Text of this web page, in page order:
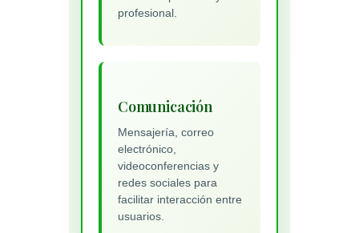
profesional.
Comunicación
Mensajería, correo
electrónico,
videoconferencias y
redes sociales para
facilitar interacción entre
usuarios.